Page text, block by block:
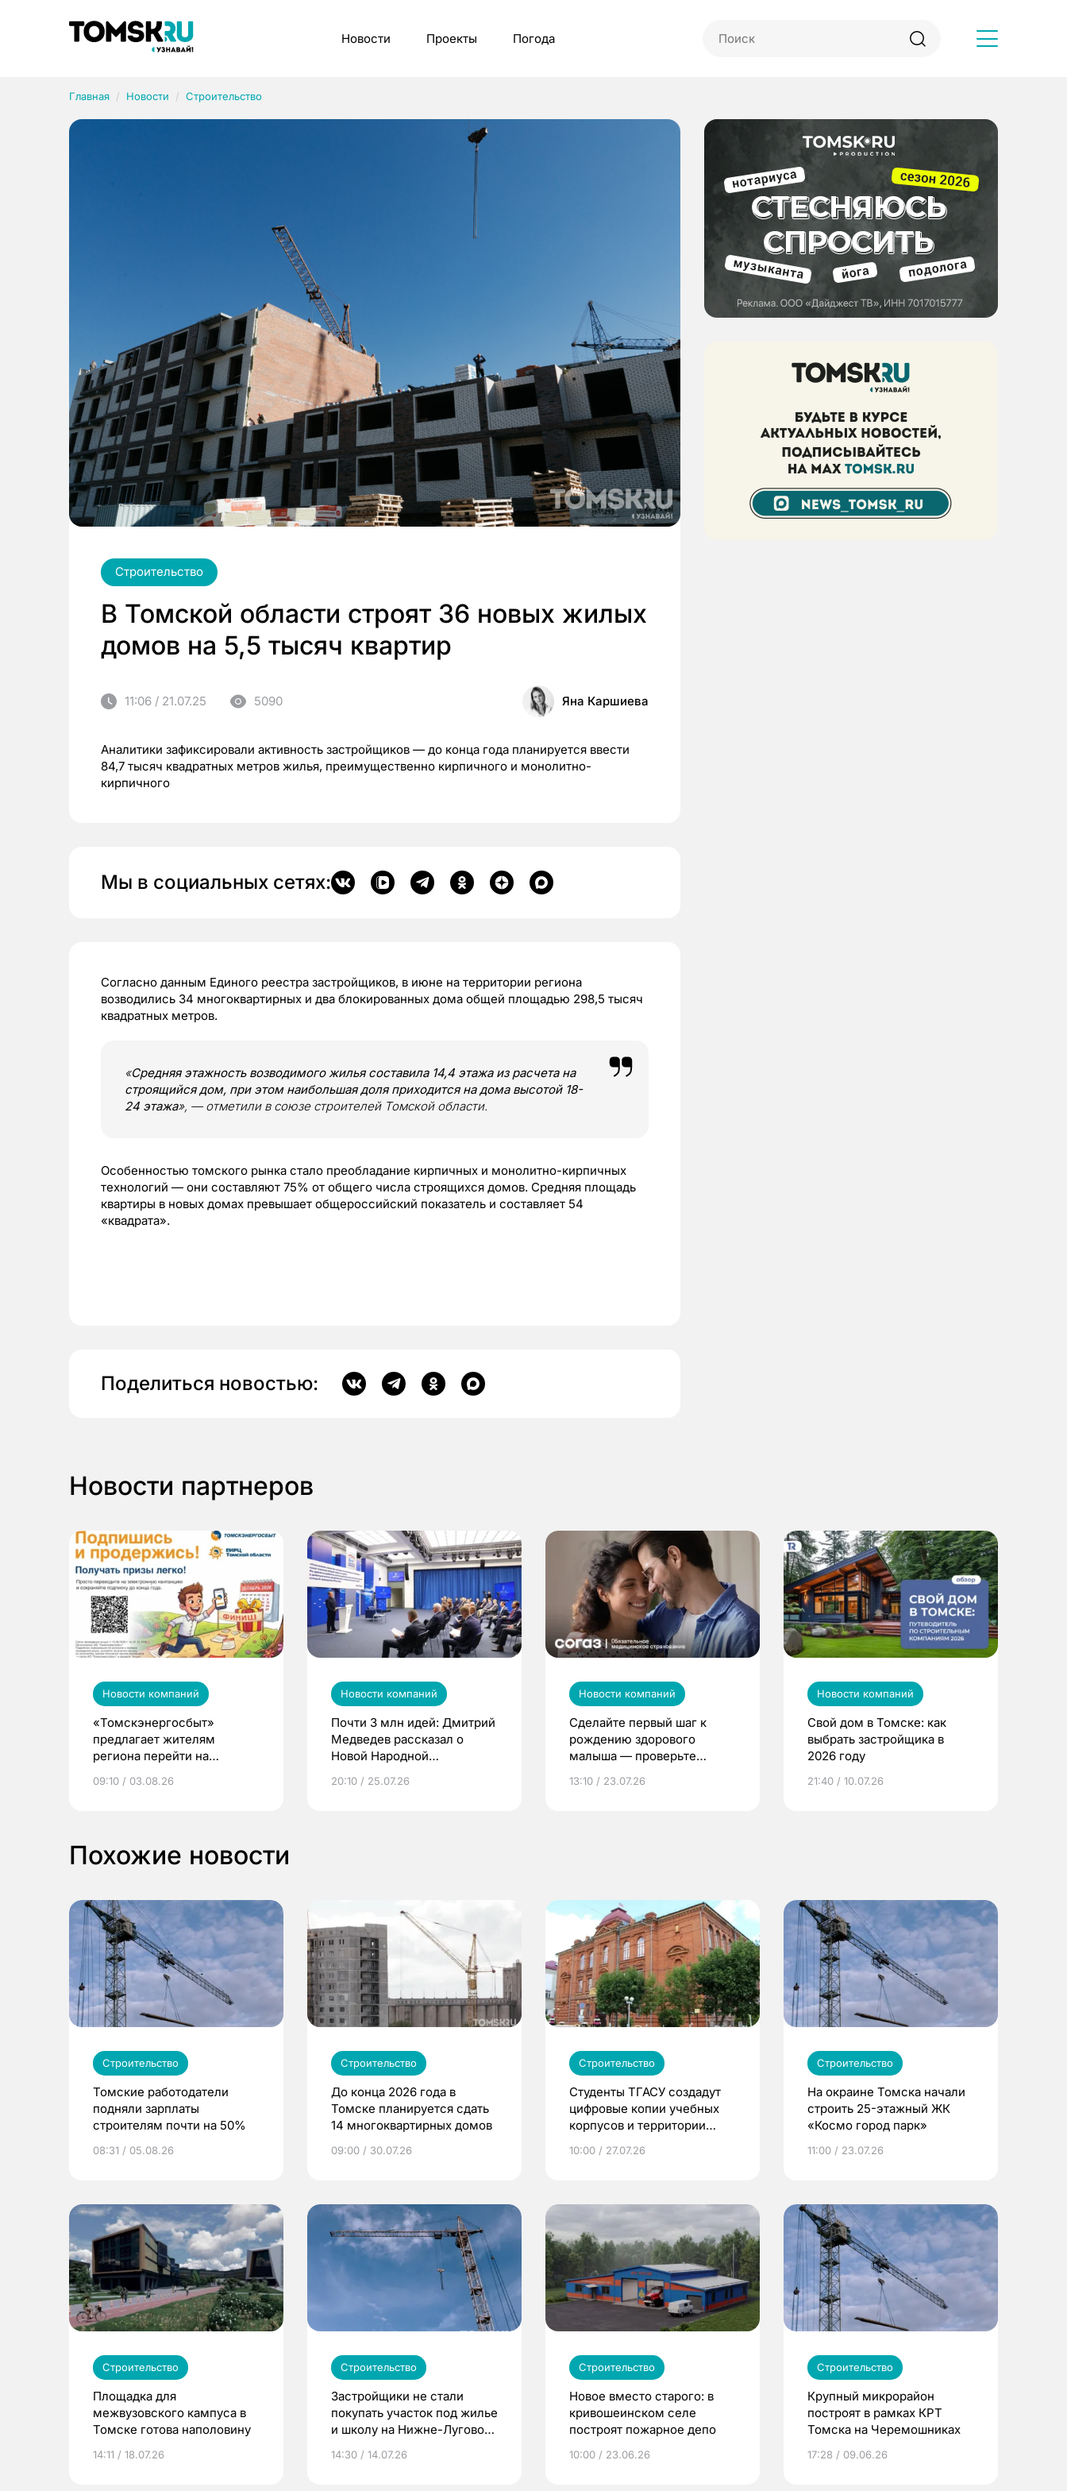
Новости Проекты Погода
Главная Новости Строительство
Строительство
В Томской области строят 36 новых жилых
домов на 5,5 тысяч квартир
11:06 / 21.07.25 5090 Яна Каршиева
Аналитики зафиксировали активность застройщиков — до конца года планируется ввести
84,7 тысяч квадратных метров жилья, преимущественно кирпичного и монолитно-
кирпичного
Мы в социальных сетях:
Согласно данным Единого реестра застройщиков, в июне на территории региона
возводились 34 многоквартирных и два блокированных дома общей площадью 298,5 тысяч
квадратных метров.
«Средняя этажность возводимого жилья составила 14,4 этажа из расчета на
строящийся дом, при этом наибольшая доля приходится на дома высотой 18-
24 этажа», — отметили в союзе строителей Томской области.
Особенностью томского рынка стало преобладание кирпичных и монолитно-кирпичных
технологий — они составляют 75% от общего числа строящихся домов. Средняя площадь
квартиры в новых домах превышает общероссийский показатель и составляет 54
«квадрата».
Поделиться новостью:
Новости партнеров
Новости компаний
«Томскэнергосбыт»
предлагает жителям
региона перейти на
выиграть призы
09:10 / 03.08.26
Новости компаний
Почти 3 млн идей: Дмитрий
Медведев рассказал о
Новой Народной
20:10 / 25.07.26
Новости компаний
Сделайте первый шаг к
рождению здорового
малыша — проверьте
по ОМС!
13:10 / 23.07.26
Новости компаний
Свой дом в Томске: как
выбрать застройщика в
2026 году
21:40 / 10.07.26
Похожие новости
Строительство
Томские работодатели
подняли зарплаты
строителям почти на 50%
08:31 / 05.08.26
Строительство
До конца 2026 года в
Томске планируется сдать
14 многоквартирных домов
09:00 / 30.07.26
Строительство
Студенты ТГАСУ создадут
цифровые копии учебных
корпусов и территории
10:00 / 27.07.26
Строительство
На окраине Томска начали
строить 25-этажный ЖК
«Космо город парк»
11:00 / 23.07.26
Строительство
Площадка для
межвузовского кампуса в
Томске готова наполовину
14:11 / 18.07.26
Строительство
Застройщики не стали
покупать участок под жилье
и школу на Нижне-Луговой
14:30 / 14.07.26
Строительство
Новое вместо старого: в
кривошеинском селе
построят пожарное депо
10:00 / 23.06.26
Строительство
Крупный микрорайон
построят в рамках КРТ
Томска на Черемошниках
17:28 / 09.06.26
Рубрики